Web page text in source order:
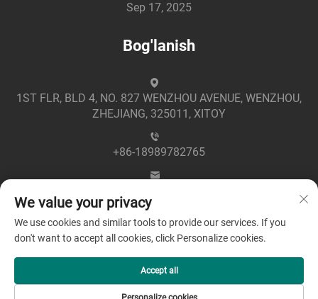
Sep 17, 2025
Bog'lanish
1ST FLR, BLD 4, NO. 827 WENZHOU AVENUE, WENZHOU,
ZHEJIANG, 325011, XITOY
+86-18989782765
Mualliflik huquqi © 2025 Zhejiang Greenpower Electric Co.,
We value your privacy
We use cookies and similar tools to provide our services. If you
don't want to accept all cookies, click Personalize cookies.
Accept all